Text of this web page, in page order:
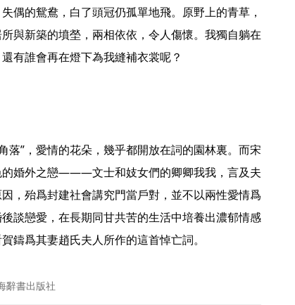
偶的鴛鴦，白了頭冠仍孤單地飛。原野上的青草，
與新築的墳塋，兩相依依，令人傷懷。我獨自躺在
有誰會再在燈下為我縫補衣裳呢？
的婚外之戀———文士和妓女們的卿卿我我，言及夫
，殆爲封建社會講究門當戶對，並不以兩性愛情爲
談戀愛，在長期同甘共苦的生活中培養出濃郁情感
鑄爲其妻趙氏夫人所作的這首悼亡詞。
辭書出版社